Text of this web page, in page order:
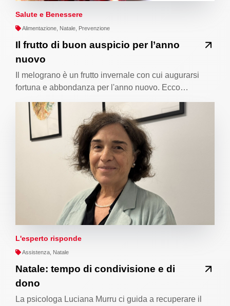
Salute e Benessere
Alimentazione, Natale, Prevenzione
Il frutto di buon auspicio per l’anno
nuovo
Il melograno è un frutto invernale con cui augurarsi
fortuna e abbondanza per l'anno nuovo. Ecco…
L'esperto risponde
Assistenza, Natale
Natale: tempo di condivisione e di
dono
La psicologa Luciana Murru ci guida a recuperare il